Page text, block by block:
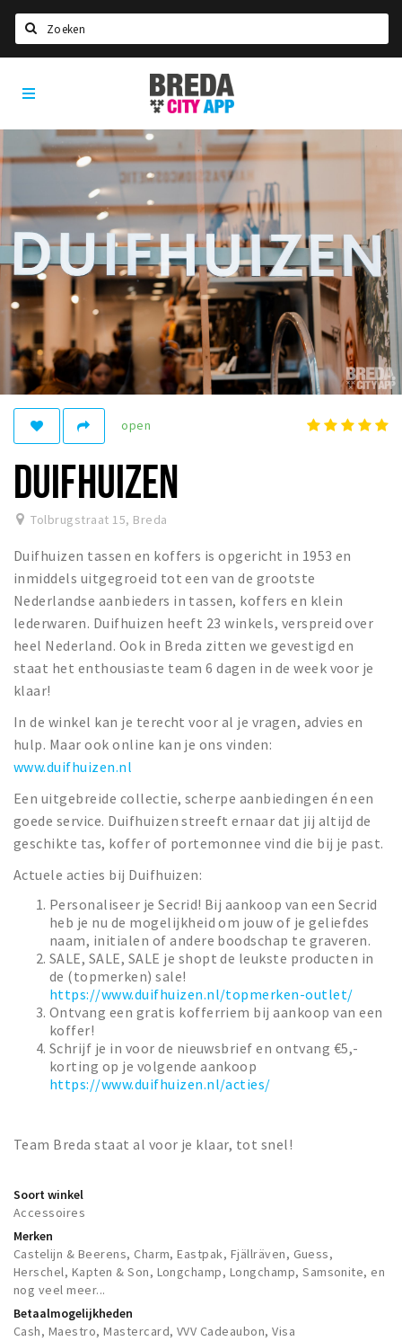
Home
Agenda
Deals
Nieuws, interviews & blogs
Eten
Drinken
Slapen
Recreatief
Winkels
Winkelgebieden
Bezienswaardigheden
Musea, theaters & podia
Uitjes & activiteiten
Toeristische routes
Natuurgebieden
Baroniepoorten
Sport
Privacy
Inloggen
Breda
City
App
open
DUIFHUIZEN
Tolbrugstraat 15, Breda
Duifhuizen tassen en koffers is opgericht in 1953 en
inmiddels uitgegroeid tot een van de grootste
Nederlandse aanbieders in tassen, koffers en klein
lederwaren. Duifhuizen heeft 23 winkels, verspreid over
heel Nederland. Ook in Breda zitten we gevestigd en
staat het enthousiaste team 6 dagen in de week voor je
klaar!
In de winkel kan je terecht voor al je vragen, advies en
hulp. Maar ook online kan je ons vinden:
www.duifhuizen.nl
Een uitgebreide collectie, scherpe aanbiedingen én een
goede service. Duifhuizen streeft ernaar dat jij altijd de
geschikte tas, koffer of portemonnee vind die bij je past.
Actuele acties bij Duifhuizen:
Personaliseer je Secrid! Bij aankoop van een Secrid
heb je nu de mogelijkheid om jouw of je geliefdes
naam, initialen of andere boodschap te graveren.
SALE, SALE, SALE je shopt de leukste producten in
de (topmerken) sale!
https://www.duifhuizen.nl/topmerken-outlet/
Ontvang een gratis kofferriem bij aankoop van een
koffer!
Schrijf je in voor de nieuwsbrief en ontvang €5,-
korting op je volgende aankoop
https://www.duifhuizen.nl/acties/
Team Breda staat al voor je klaar, tot snel!
Soort winkel
Accessoires
Merken
Castelijn & Beerens, Charm, Eastpak, Fjällräven, Guess,
Herschel, Kapten & Son, Longchamp, Longchamp, Samsonite, en
nog veel meer...
Betaalmogelijkheden
Cash, Maestro, Mastercard, VVV Cadeaubon, Visa